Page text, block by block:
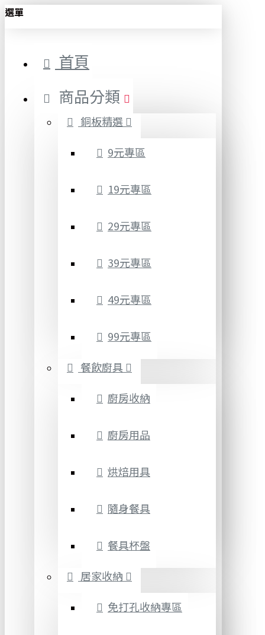
選單
首頁
商品分類
銅板精選
9元專區
19元專區
29元專區
39元專區
49元專區
99元專區
餐飲廚具
廚房收納
廚房用品
烘焙用具
隨身餐具
餐具杯盤
居家收納
免打孔收納專區